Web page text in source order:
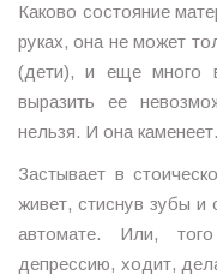
Каково состояние
руках, она не может
(дети), и еще много
выразить ее
нельзя. И она каменеет.
Застывает в
живет, стиснув зубы и
автомате. Или,
депрессию, ходит,